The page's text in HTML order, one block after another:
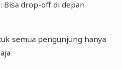
Bisa drop-off di depan
semua pengunjung hanya